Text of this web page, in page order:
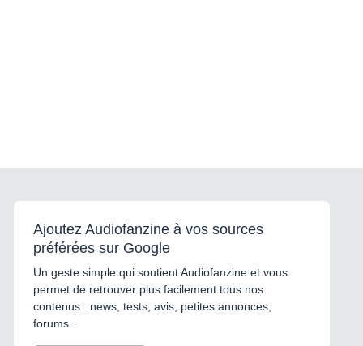
Ajoutez Audiofanzine à vos sources
préférées sur Google
Un geste simple qui soutient Audiofanzine et vous
permet de retrouver plus facilement tous nos
contenus : news, tests, avis, petites annonces,
forums...